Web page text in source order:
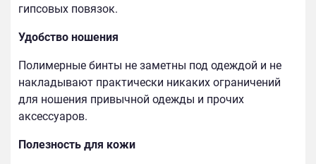
гипсовых повязок.
Удобство ношения
Полимерные бинты не заметны под одеждой и не
накладывают практически никаких ограничений
для ношения привычной одежды и прочих
аксессуаров.
Полезность для кожи